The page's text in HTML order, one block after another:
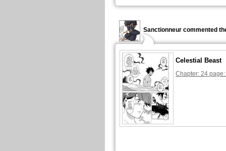
Sanctionneur commented
Celestial Beast
Chapter: 24 page: